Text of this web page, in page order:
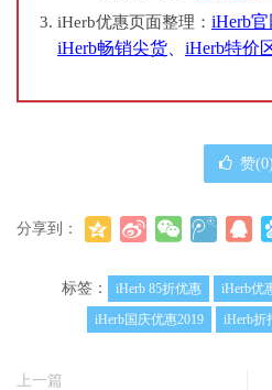
iHerb优惠页面整理： iHerb
iHerb畅销尖货
iHerb特价
赞(0)
分享到：
标签： iHerb 85折优惠 iHerb优
iHerb国庆优惠2019
iHerb折
上一篇